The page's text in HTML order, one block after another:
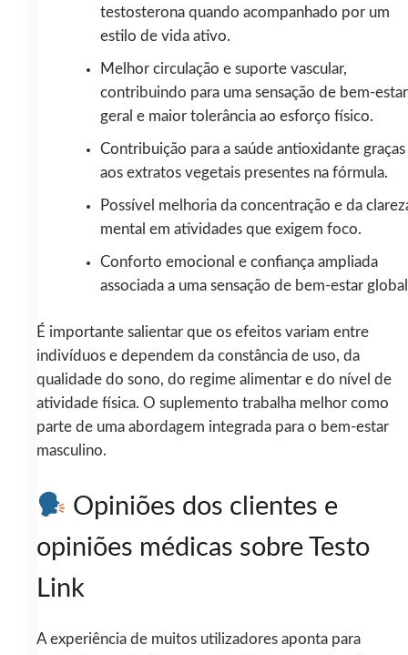
testosterona quando acompanhado por um
estilo de vida ativo.
Melhor circulação e suporte vascular,
contribuindo para uma sensação de bem‑estar
geral e maior tolerância ao esforço físico.
Contribuição para a saúde antioxidante graças
aos extratos vegetais presentes na fórmula.
Possível melhoria da concentração e da
mental em atividades que exigem foco.
Conforto emocional e confiança ampliada
associada a uma sensação de bem‑estar
É importante salientar que os efeitos variam entre
indivíduos e dependem da constância de uso, da
qualidade do sono, do regime alimentar e do nível de
atividade física. O suplemento trabalha melhor como
parte de uma abordagem integrada para o bem‑estar
masculino.
Opiniões dos clientes e
opiniões médicas sobre Testo
Link
A experiência de muitos utilizadores aponta para